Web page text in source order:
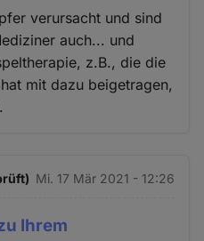
verursacht und sind
auch... und
z.B., die die
mit dazu beigetragen,
Mi. 17 Mär 2021 - 12:26
Ihrem